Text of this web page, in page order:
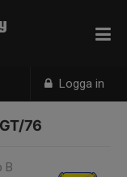
Logga in
76
B